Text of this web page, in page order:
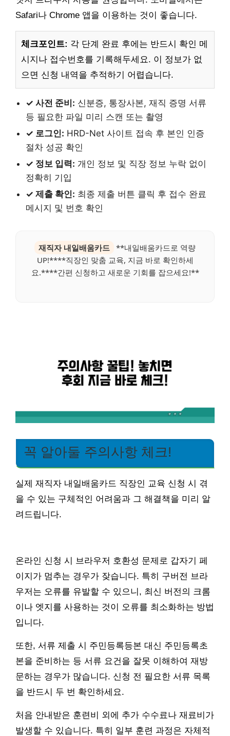
Safari나 Chrome 앱을 이용하는 것이 좋습니다.
체크포인트: 각 단계 완료 후에는 반드시 확인 메
시지나 접수번호를 기록해두세요. 이 정보가 없
으면 신청 내역을 추적하기 어렵습니다.
✓ 사전 준비: 신분증, 통장사본, 재직 증명 서류
등 필요한 파일 미리 스캔 또는 촬영
✓ 로그인: HRD-Net 사이트 접속 후 본인 인증
절차 성공 확인
✓ 정보 입력: 개인 정보 및 직장 정보 누락 없이
정확히 기입
✓ 제출 확인: 최종 제출 버튼 클릭 후 접수 완료
메시지 및 번호 확인
재직자 내일배움카드 **내일배움카드로 역량
UP!****직장인 맞춤 교육, 지금 바로 확인하세
요.****간편 신청하고 새로운 기회를 잡으세요!**
꼭 알아둘 주의사항 체크!
실제 재직자 내일배움카드 직장인 교육 신청 시 겪
을 수 있는 구체적인 어려움과 그 해결책을 미리 알
려드립니다.
온라인 신청 시 브라우저 호환성 문제로 갑자기 페
이지가 멈추는 경우가 잦습니다. 특히 구버전 브라
우저는 오류를 유발할 수 있으니, 최신 버전의 크롬
이나 엣지를 사용하는 것이 오류를 최소화하는 방법
입니다.
또한, 서류 제출 시 주민등록등본 대신 주민등록초
본을 준비하는 등 서류 요건을 잘못 이해하여 재방
문하는 경우가 많습니다. 신청 전 필요한 서류 목록
을 반드시 두 번 확인하세요.
처음 안내받은 훈련비 외에 추가 수수료나 재료비가
발생할 수 있습니다. 특히 일부 훈련 과정은 자체적